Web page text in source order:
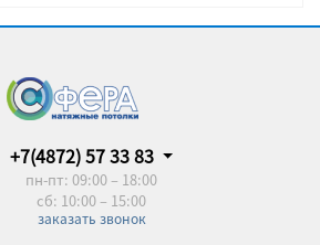
+7(4872) 57 33 83
пн-пт: 09:00 – 18:00
сб: 10:00 – 15:00
заказать звонок